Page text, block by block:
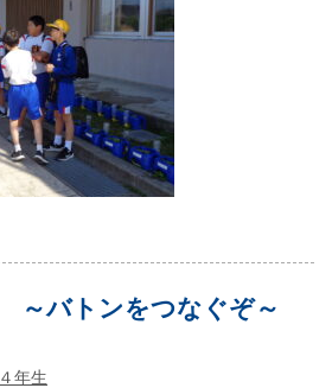
～バトンをつなぐぞ～
４年生